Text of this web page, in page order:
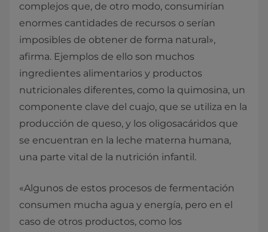
complejos que, de otro modo, consumirían
enormes cantidades de recursos o serían
imposibles de obtener de forma natural»,
afirma. Ejemplos de ello son muchos
ingredientes alimentarios y productos
nutricionales diferentes, como la quimosina, un
componente clave del cuajo, que se utiliza en la
producción de queso, y los oligosacáridos que
se encuentran en la leche materna humana,
una parte vital de la nutrición infantil.
«Algunos de estos procesos de fermentación
consumen mucha agua y energía, pero en el
caso de otros productos, como los